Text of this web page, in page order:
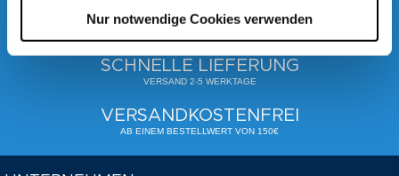
Nur notwendige Cookies verwenden
SICHER EINKAUFEN
SICHERE SSL VERSCHLÜSSELUNG ZUR
SCHNELLE LIEFERUNG
VERSAND 2-5 WERKTAGE
VERSANDKOSTENFREI
AB EINEM BESTELLWERT VON 150€